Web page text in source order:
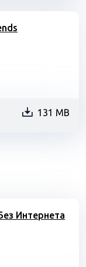
131 MB
Интернета